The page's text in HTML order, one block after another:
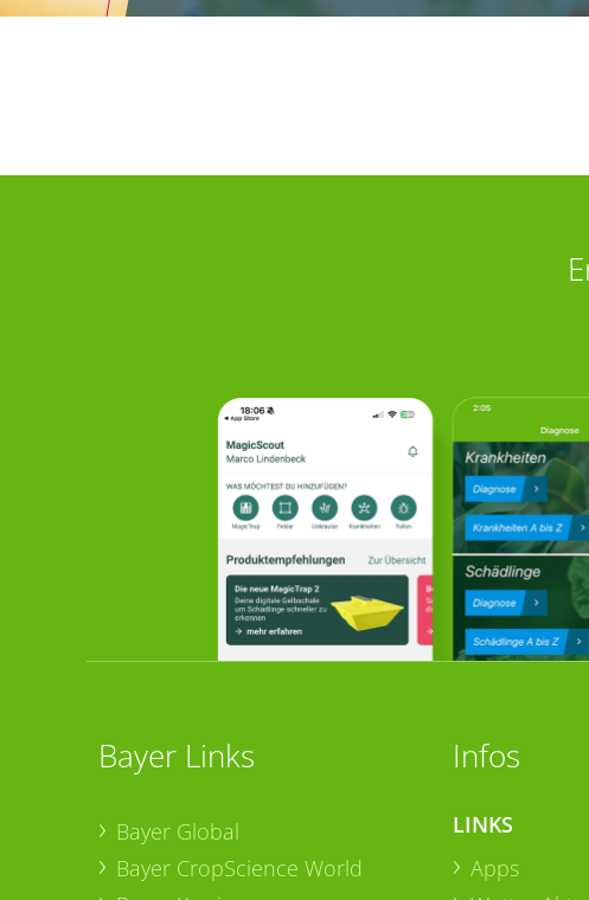
Bayer Links
Bayer Global
Bayer CropScience World
Infos
LINKS
Apps